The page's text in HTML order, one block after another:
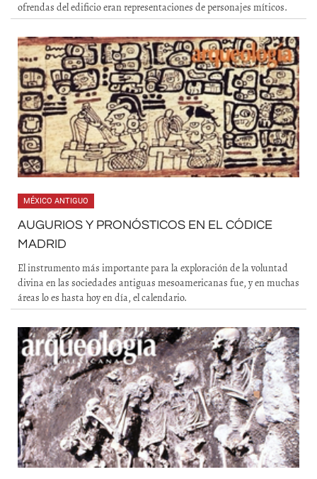
ofrendas del edificio eran representaciones de personajes míticos.
MÉXICO ANTIGUO
AUGURIOS Y PRONÓSTICOS EN EL CÓDICE
MADRID
El instrumento más importante para la exploración de la voluntad
divina en las sociedades antiguas mesoamericanas fue, y en muchas
áreas lo es hasta hoy en día, el calendario.